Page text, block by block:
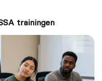
trainingen